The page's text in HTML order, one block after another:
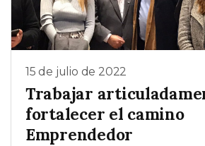
15 de julio de 2022
Trabajar
fortalecer el camino
Emprendedor